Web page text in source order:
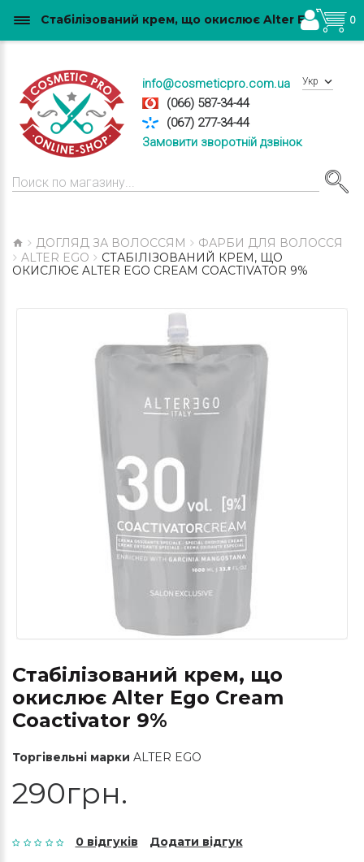
info@cosmeticpro.com.ua
(066) 587-34-44
(067) 277-34-44
Замовити зворотній дзвінок
Укр
0
ДОГЛЯД ЗА ВОЛОССЯМ
ФАРБИ ДЛЯ ВОЛОССЯ
ALTER EGO
СТАБІЛІЗОВАНИЙ КРЕМ, ЩО
ОКИСЛЮЄ ALTER EGO CREAM COACTIVATOR 9%
Стабілізований крем, що
окислює Alter Ego Cream
Coactivator 9%
Торгівельні марки ALTER EGO
290грн.
0 відгуків Додати відгук
Стабілізований крем, що окислює Alter Ego Cream Coactivator 9% купити в Україні